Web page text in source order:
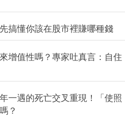
搞懂你該在股市裡賺哪種錢
增值性嗎？專家吐真言：自住
一遇的死亡交叉重現！「使照
？